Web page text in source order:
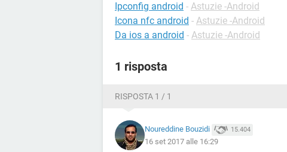
Ipconfig android - Astuzie -Android
Icona nfc android - Astuzie -Android
Da ios a android - Astuzie -Android
1 risposta
RISPOSTA 1 / 1
Noureddine Bouzidi 15.404
16 set 2017 alle 16:29